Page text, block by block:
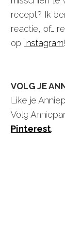
recept? Ik
reactie, of…
op Instagram
VOLG JE
Like je
Volg
Pinterest.